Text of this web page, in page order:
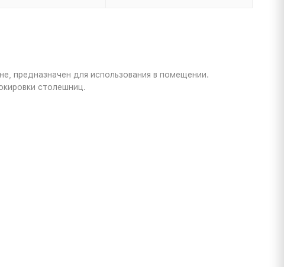
предназначен для использования в помещении.
столешниц.